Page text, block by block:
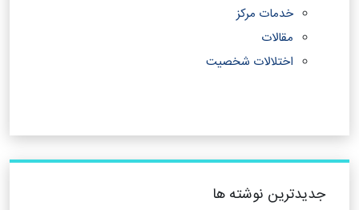
خدمات مرکز
مقالات
اختلالات شخصیت
جدیدترین نوشته ها